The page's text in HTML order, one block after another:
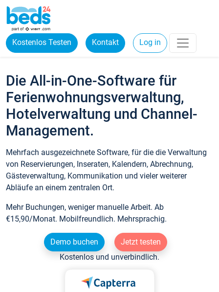
Kostenlos Testen Kontakt Log in
Die All-in-One-Software für
Ferienwohnungsverwaltung,
Hotelverwaltung und Channel-
Management.
Mehrfach ausgezeichnete Software, für die die Verwaltung
von Reservierungen, Inseraten, Kalendern, Abrechnung,
Gästeverwaltung, Kommunikation und vieler weiterer
Abläufe an einem zentralen Ort.
Mehr Buchungen, weniger manuelle Arbeit. Ab
€15,90/Monat. Mobilfreundlich. Mehrsprachig.
Demo buchen
Jetzt testen
Kostenlos und unverbindlich.